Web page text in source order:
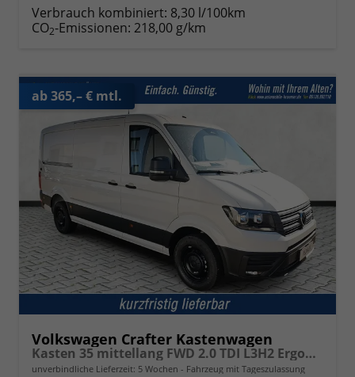
Verbrauch kombiniert: 8,30 l/100km
CO2-Emissionen: 218,00 g/km
ab 365,– € mtl.
Volkswagen Crafter Kastenwagen
Kasten 35 mittellang FWD 2.0 TDI L3H2 ErgoActive AppCon
unverbindliche Lieferzeit: 5 Wochen Fahrzeug mit Tageszulassung